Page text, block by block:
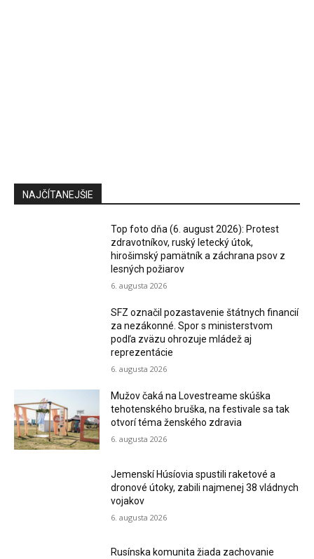
NAJČÍTANEJŠIE
Top foto dňa (6. august 2026): Protest
zdravotníkov, ruský letecký útok,
hirošimský pamätník a záchrana psov z
lesných požiarov
6. augusta 2026
SFZ označil pozastavenie štátnych financií
za nezákonné. Spor s ministerstvom
podľa zväzu ohrozuje mládež aj
reprezentácie
6. augusta 2026
Mužov čaká na Lovestreame skúška
tehotenského bruška, na festivale sa tak
otvorí téma ženského zdravia
6. augusta 2026
Jemenskí Húsíovia spustili raketové a
dronové útoky, zabili najmenej 38 vládnych
vojakov
6. augusta 2026
Rusínska komunita žiada zachovanie